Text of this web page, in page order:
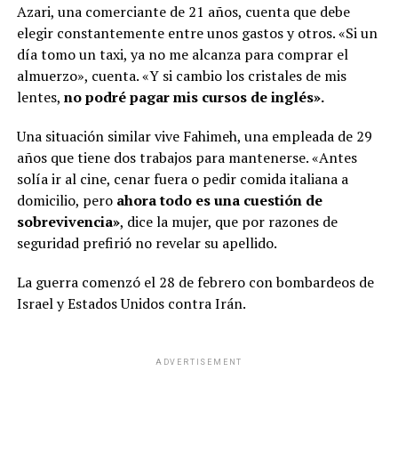
Azari, una comerciante de 21 años, cuenta que debe
elegir constantemente entre unos gastos y otros. «Si un
día tomo un taxi, ya no me alcanza para comprar el
almuerzo», cuenta. «Y si cambio los cristales de mis
lentes, no podré pagar mis cursos de inglés».
Una situación similar vive Fahimeh, una empleada de 29
años que tiene dos trabajos para mantenerse. «Antes
solía ir al cine, cenar fuera o pedir comida italiana a
domicilio, pero ahora todo es una cuestión de
sobrevivencia», dice la mujer, que por razones de
seguridad prefirió no revelar su apellido.
La guerra comenzó el 28 de febrero con bombardeos de
Israel y Estados Unidos contra Irán.
ADVERTISEMENT